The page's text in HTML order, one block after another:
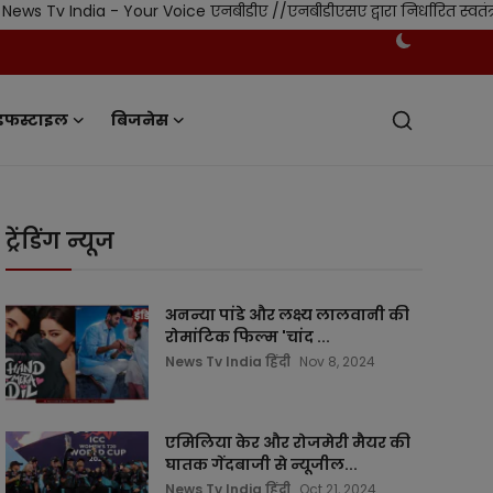
- Your Voice एनबीडीए //एनबीडीएसए द्वारा निर्धारित स्वतंत्र
बिजनेस
ट्रेंडिंग न्यूज
अनन्या पांडे और लक्ष्य लालवानी की
रोमांटिक फिल्म 'चांद ...
News Tv India हिंदी Nov 8, 2024
एमिलिया केर और रोजमेरी मैयर की
घातक गेंदबाजी से न्यूजील...
News Tv India हिंदी Oct 21, 2024